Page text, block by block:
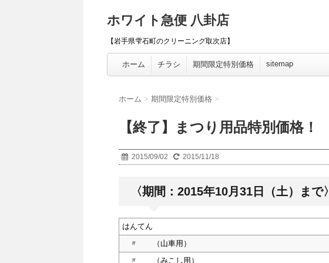
ホワイト急便 八卦店
【岩手県雫石町のクリーニング取次店】
ホーム チラシ 期間限定特別価格 sitemap
ホーム > 期間限定特別価格 >
【終了】まつり用品特別価格！
2015/09/02 2015/11/18
〈期間：2015年10月31日（土）まで〉
はんてん
〃 （山車用）
〃 （みこし用）